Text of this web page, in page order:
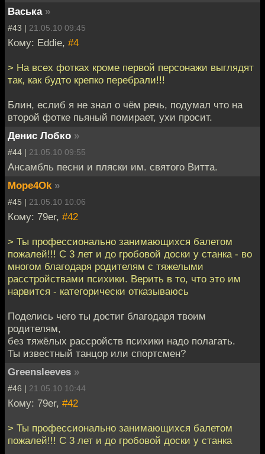
Васька »
#43 | 21.05.10 09:45
Кому: Eddie, #4
> На всех фотках кроме первой персонажи выглядят
так, как будто крепко перебрали!!!
Блин, еслиб я не знал о чём речь, подумал что на
второй фотке пьяный помирает, ухи просит.
Денис Лобко »
#44 | 21.05.10 09:55
Ансамбль песни и пляски им. святого Витта.
Mope4Ok »
#45 | 21.05.10 10:06
Кому: 79er, #42
> Ты профессионально занимающихся балетом
пожалей!!! С 3 лет и до гробовой доски у станка - во
многом благодаря родителям с тяжелыми
расстройствами психики. Верить в то, что это им
нарвится - категорически отказываюсь
Поделись чего ты достиг благодаря твоим
родителям,
без тяжёлых рассройств психики надо полагать.
Ты известный танцор или спортсмен?
Greensleeves »
#46 | 21.05.10 10:44
Кому: 79er, #42
> Ты профессионально занимающихся балетом
пожалей!!! С 3 лет и до гробовой доски у станка